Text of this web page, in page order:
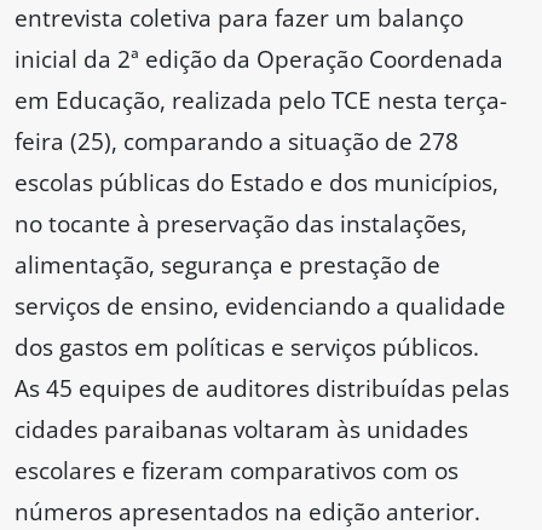
entrevista coletiva para fazer um balanço
inicial da 2ª edição da Operação Coordenada
em Educação, realizada pelo TCE nesta terça-
feira (25), comparando a situação de 278
escolas públicas do Estado e dos municípios,
no tocante à preservação das instalações,
alimentação, segurança e prestação de
serviços de ensino, evidenciando a qualidade
dos gastos em políticas e serviços públicos.
As 45 equipes de auditores distribuídas pelas
cidades paraibanas voltaram às unidades
escolares e fizeram comparativos com os
números apresentados na edição anterior.